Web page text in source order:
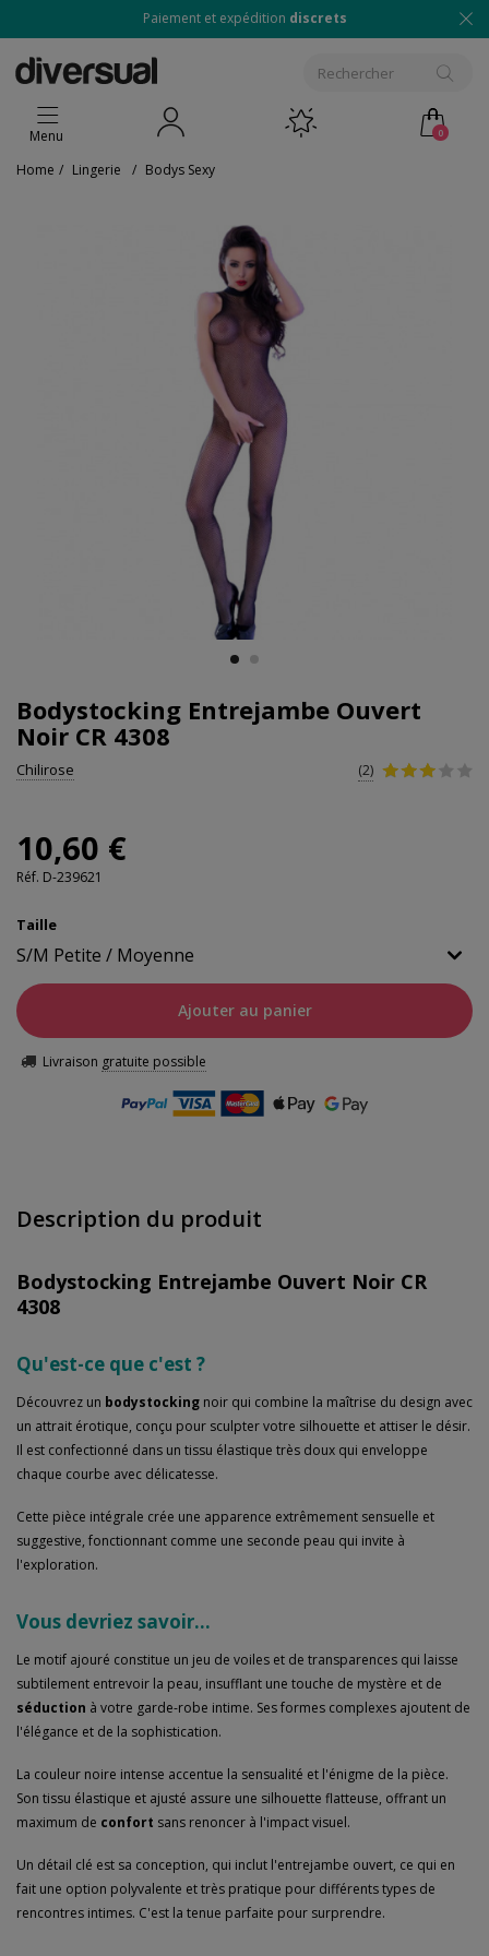
Paiement et expédition discrets
0
Menu
Home / Lingerie / Bodys Sexy
Bodystocking Entrejambe Ouvert
Noir CR 4308
Chilirose (2)
10,60 €
Réf. D-239621
Taille
Ajouter au panier
Livraison gratuite possible
Description du produit
Bodystocking Entrejambe Ouvert Noir CR
4308
Qu'est-ce que c'est ?
Découvrez un bodystocking noir qui combine la maîtrise du design avec
un attrait érotique, conçu pour sculpter votre silhouette et attiser le désir.
Il est confectionné dans un tissu élastique très doux qui enveloppe
chaque courbe avec délicatesse.
Cette pièce intégrale crée une apparence extrêmement sensuelle et
suggestive, fonctionnant comme une seconde peau qui invite à
l'exploration.
Vous devriez savoir...
Le motif ajouré constitue un jeu de voiles et de transparences qui laisse
subtilement entrevoir la peau, insufflant une touche de mystère et de
séduction à votre garde-robe intime. Ses formes complexes ajoutent de
l'élégance et de la sophistication.
La couleur noire intense accentue la sensualité et l'énigme de la pièce.
Son tissu élastique et ajusté assure une silhouette flatteuse, offrant un
maximum de confort sans renoncer à l'impact visuel.
Un détail clé est sa conception, qui inclut l'entrejambe ouvert, ce qui en
fait une option polyvalente et très pratique pour différents types de
rencontres intimes. C'est la tenue parfaite pour surprendre.